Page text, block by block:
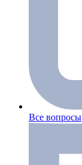
Все вопросы